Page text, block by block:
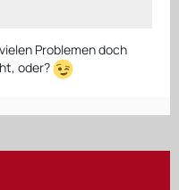
Problemen doch
oder?